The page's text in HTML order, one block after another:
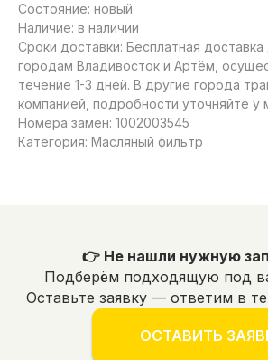
Состояние: новый
Наличие: в наличии
Сроки доставки: Бесплатная
городам Владивосток и Артём,
течение 1-3 дней. В другие города
компанией, подробности уточняйте
Номера замен: 1002003545
Категория: Масляный фильтр
👉 Не нашли нужную
Подберём подходящую под
Оставьте заявку — ответим в
ОСТАВИТЬ